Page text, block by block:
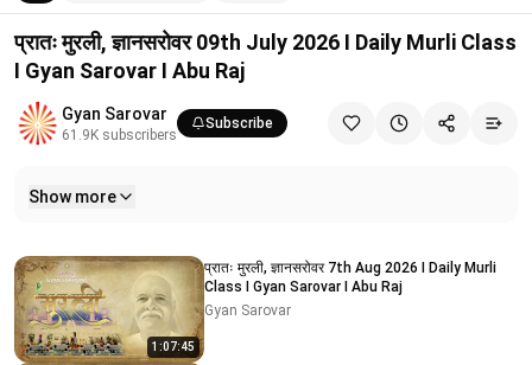
प्रातः मुरली, ज्ञानसरोवर 09th July 2026 I Daily Murli Class
I Gyan Sarovar I Abu Raj
Gyan Sarovar
61.9K subscribers
Subscribe
Show more
Related videos
1:07:45
प्रातः मुरली, ज्ञानसरोवर 7th Aug 2026 I Daily Murli
Class I Gyan Sarovar I Abu Raj
Gyan Sarovar